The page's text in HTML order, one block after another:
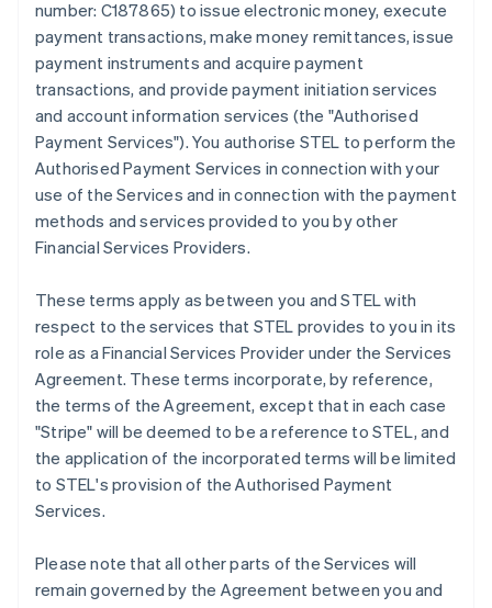
number: C187865) to issue electronic money, execute
payment transactions, make money remittances, issue
payment instruments and acquire payment
transactions, and provide payment initiation services
and account information services (the "Authorised
Payment Services"). You authorise STEL to perform the
Authorised Payment Services in connection with your
use of the Services and in connection with the payment
methods and services provided to you by other
Financial Services Providers.
These terms apply as between you and STEL with
respect to the services that STEL provides to you in its
role as a Financial Services Provider under the Services
Agreement. These terms incorporate, by reference,
the terms of the Agreement, except that in each case
"Stripe" will be deemed to be a reference to STEL, and
the application of the incorporated terms will be limited
to STEL's provision of the Authorised Payment
Services.
Please note that all other parts of the Services will
remain governed by the Agreement between you and
Deutschland
Estland
English
Festlandchina
简体中文English
Finnland
Frankreich
FrançaisEnglish
Gibraltar
English
Indien
Irland
English
Italien
ItalianoEnglish
Japan
Kanada
English
EnglishItaliano
Lettland